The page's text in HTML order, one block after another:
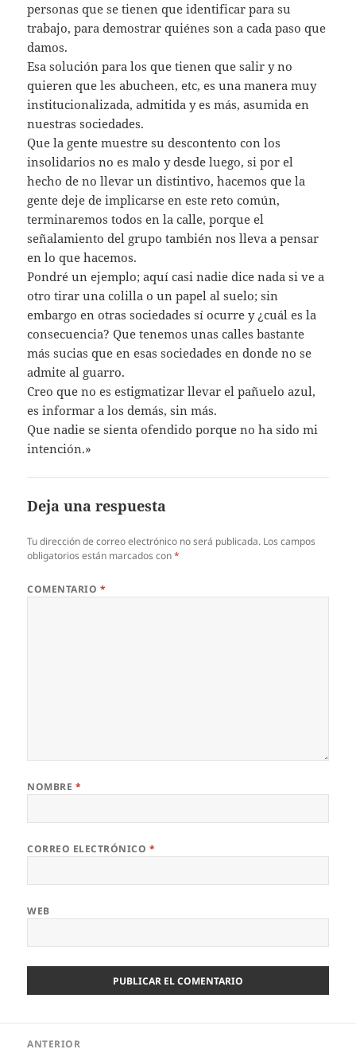
personas que se tienen que identificar para su
trabajo, para demostrar quiénes son a cada paso que
damos.
Esa solución para los que tienen que salir y no
quieren que les abucheen, etc, es una manera muy
institucionalizada, admitida y es más, asumida en
nuestras sociedades.
Que la gente muestre su descontento con los
insolidarios no es malo y desde luego, si por el
hecho de no llevar un distintivo, hacemos que la
gente deje de implicarse en este reto común,
terminaremos todos en la calle, porque el
señalamiento del grupo también nos lleva a pensar
en lo que hacemos.
Pondré un ejemplo; aquí casi nadie dice nada si ve a
otro tirar una colilla o un papel al suelo; sin
embargo en otras sociedades sí ocurre y ¿cuál es la
consecuencia? Que tenemos unas calles bastante
más sucias que en esas sociedades en donde no se
admite al guarro.
Creo que no es estigmatizar llevar el pañuelo azul,
es informar a los demás, sin más.
Que nadie se sienta ofendido porque no ha sido mi
intención.»
Deja una respuesta
Tu dirección de correo electrónico no será publicada. Los campos
obligatorios están marcados con*
COMENTARIO *
NOMBRE *
CORREO ELECTRÓNICO *
WEB
ANTERIOR